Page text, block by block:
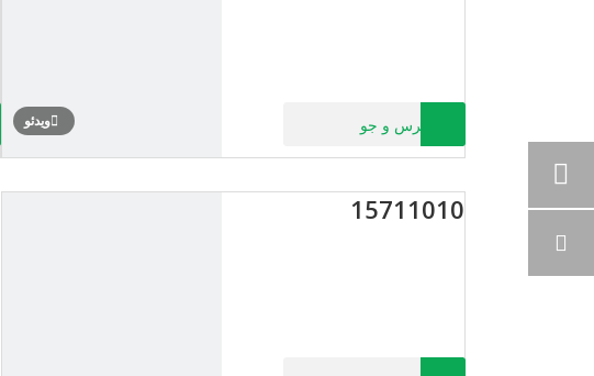
ویدئو پرس و جو
15711010